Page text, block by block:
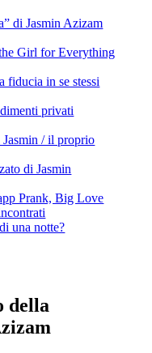
di Jasmin Azizam
Girl for Everything
fiducia in se stessi
privati
/ il proprio
di Jasmin
Prank, Big Love
una notte?
della